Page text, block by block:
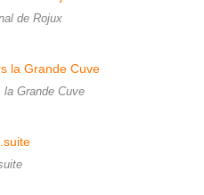
de Rojux
Grande Cuve